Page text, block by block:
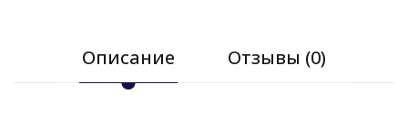
Описание Отзывы (0)